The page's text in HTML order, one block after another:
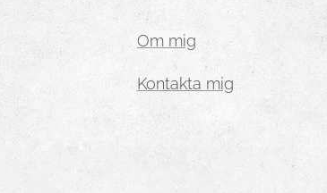
Om mig
Kontakta mig